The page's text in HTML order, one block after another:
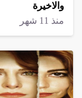
والاخيرة
منذ 11 شهر